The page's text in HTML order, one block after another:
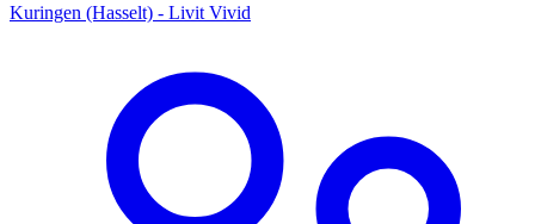
Kuringen (Hasselt) - Livit Vivid